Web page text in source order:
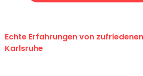
Echte Erfahrungen von
Karlsruhe